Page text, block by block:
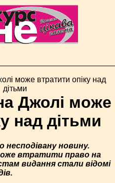
Джолі може
над дітьми
несподівану новину.
втратити право на
видання стали відомі